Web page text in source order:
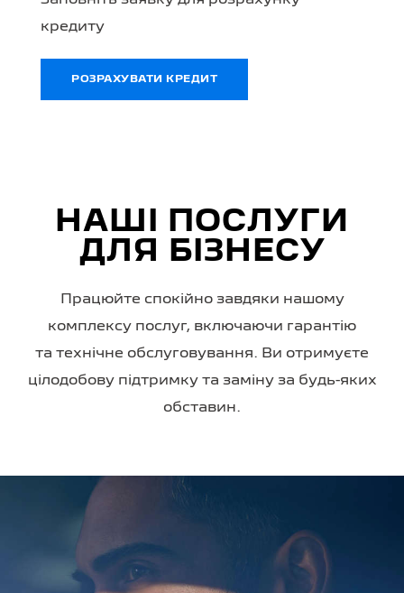
кредиту
РОЗРАХУВАТИ КРЕДИТ
НАШІ ПОСЛУГИ
ДЛЯ БІЗНЕСУ
Працюйте спокійно завдяки нашому
комплексу послуг, включаючи гарантію
та технічне обслуговування. Ви отримуєте
цілодобову підтримку та заміну за будь-яких
обставин.